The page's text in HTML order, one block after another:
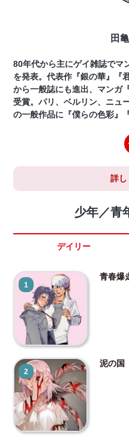
田
80年代から主にゲイ雑誌でマ
を発表。代表作『銀の華』『
から一般誌にも進出、マンガ
受賞。パリ、ベルリン、ニュ
の一般作品に『僕らの色彩』
詳
少年／青
デイリー
1
青春爆
2
泥の国